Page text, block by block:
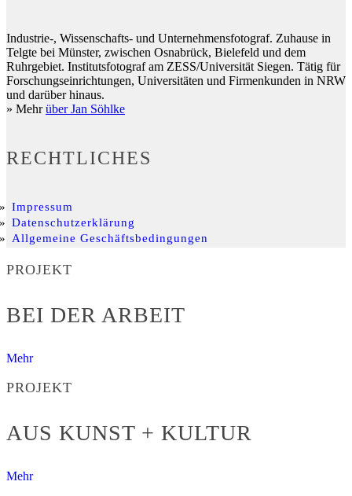
Industrie-, Wissenschafts- und Unternehmensfotograf. Zuhause in
Telgte bei Münster, zwischen Osnabrück, Bielefeld und dem
Ruhrgebiet. Institutsfotograf am ZESS/Universität Siegen. Tätig für
Forschungseinrichtungen, Universitäten und Firmenkunden in NRW
und darüber hinaus.
» Mehrüber Jan Söhlke
RECHTLICHES
Impressum
Datenschutzerklärung
Allgemeine Geschäftsbedingungen
PROJEKT
BEI DER ARBEIT
Mehr
PROJEKT
AUS KUNST + KULTUR
Mehr